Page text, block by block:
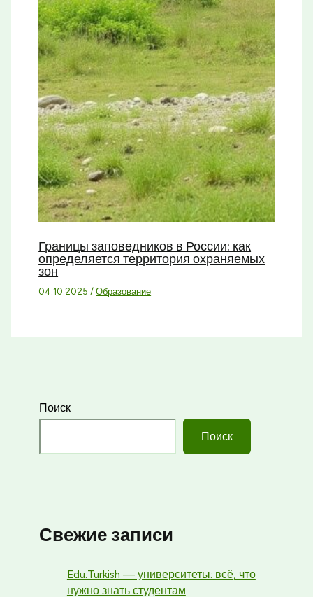
Границы заповедников в России: как
определяется территория охраняемых
зон
04.10.2025 /Образование
Поиск
Поиск
Свежие записи
Edu.Turkish — университеты: всё, что
нужно знать студентам